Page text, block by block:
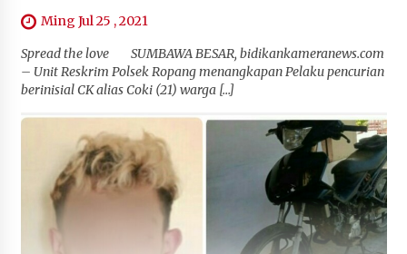
Ming Jul 25 , 2021
Spread the love SUMBAWA BESAR, bidikankameranews.com
– Unit Reskrim Polsek Ropang menangkapan Pelaku pencurian
berinisial CK alias Coki (21) warga […]